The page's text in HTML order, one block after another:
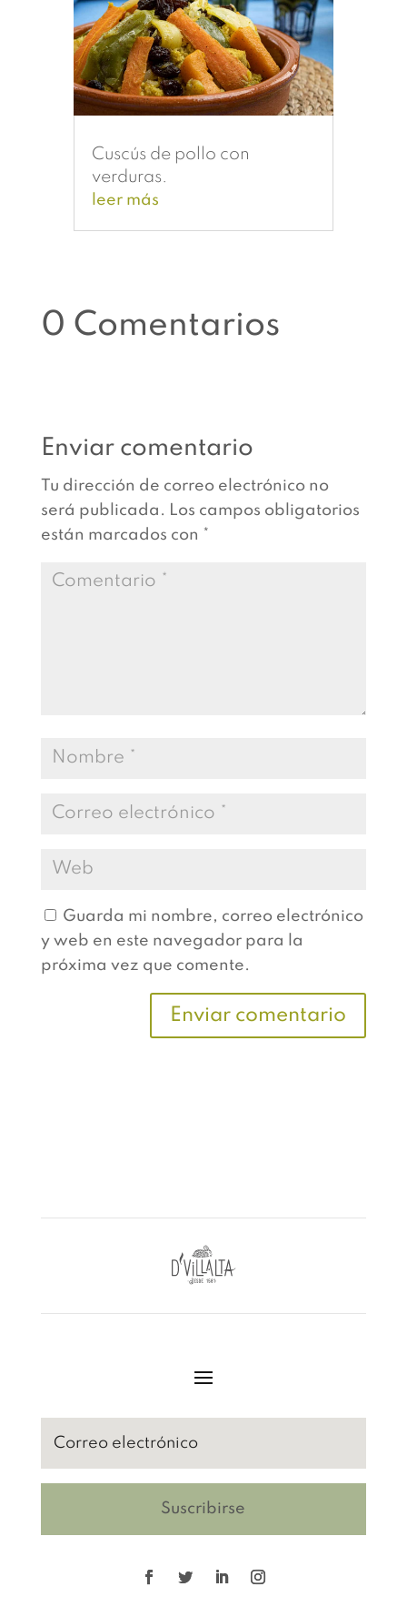
Cuscús de pollo con
verduras.
leer más
0 Comentarios
Enviar comentario
Tu dirección de correo electrónico no
será publicada. Los campos obligatorios
están marcados con *
Guarda mi nombre, correo electrónico
y web en este navegador para la
próxima vez que comente.
Suscribirse